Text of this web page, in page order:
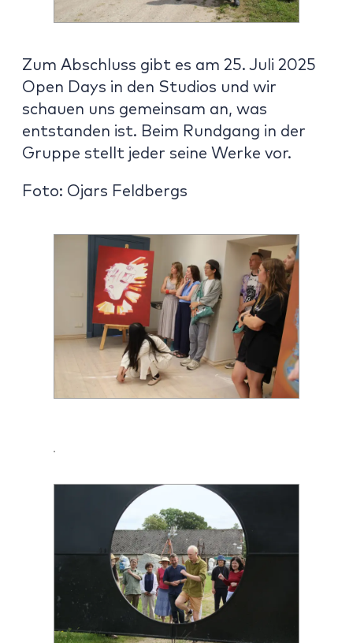
Zum Abschluss gibt es am 25. Juli 2025
Open Days in den Studios und wir
schauen uns gemeinsam an, was
entstanden ist. Beim Rundgang in der
Gruppe stellt jeder seine Werke vor.
Foto: Ojars Feldbergs